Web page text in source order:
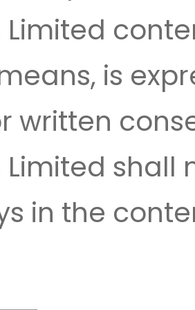
Limited
is
written
Limited
in the